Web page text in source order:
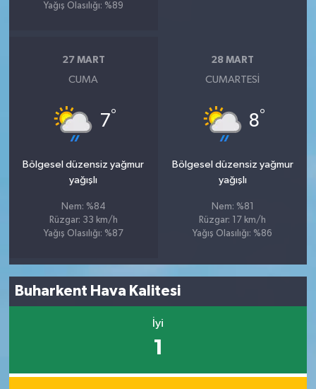
Yağış Olasılığı: %89
27 MART
CUMA
7°
Bölgesel düzensiz yağmur
yağışlı
Nem: %84
Rüzgar: 33 km/h
Yağış Olasılığı: %87
28 MART
CUMARTESI
8°
Bölgesel düzensiz yağmur
yağışlı
Nem: %81
Rüzgar: 17 km/h
Yağış Olasılığı: %86
Buharkent Hava Kalitesi
İyi
1